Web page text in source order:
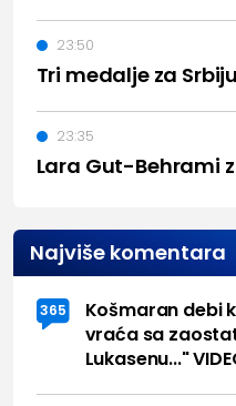
Tri medalje za
23:50
Lara Gut-Behrami
23:35
Najviše komentara
365
Košmaran debi
vraća sa
Lukasenu..."